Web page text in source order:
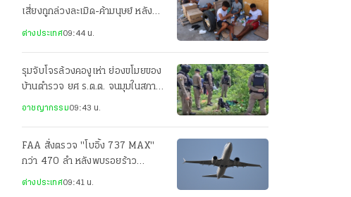
เสี่ยงถูกล่วงละเมิด-ค้ามนุษย์ หลัง
ทะลักข้ามพรมแดนสเปน
ต่างประเทศ09:44 น.
รุมจับโจรล้วงคองูเห่า ย่องขโมยของ
บ้านตำรวจ ยศ ร.ต.ต. จนมุมในสภาพ
อาชญากรรม09:43 น.
FAA สั่งตรวจ "โบอิ้ง 737 MAX"
กว่า 470 ลำ หลังพบรอยร้าว
โครงสร้างเครื่องบิน
ต่างประเทศ09:41 น.